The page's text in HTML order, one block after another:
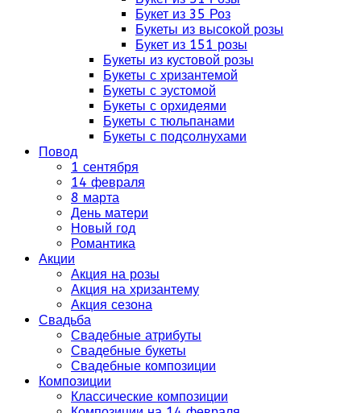
Букет из 35 Роз
Букеты из высокой розы
Букет из 151 розы
Букеты из кустовой розы
Букеты с хризантемой
Букеты с эустомой
Букеты с орхидеями
Букеты с тюльпанами
Букеты с подсолнухами
Повод
1 сентября
14 февраля
8 марта
День матери
Новый год
Романтика
Акции
Акция на розы
Акция на хризантему
Акция сезона
Свадьба
Свадебные атрибуты
Свадебные букеты
Свадебные композиции
Композиции
Классические композиции